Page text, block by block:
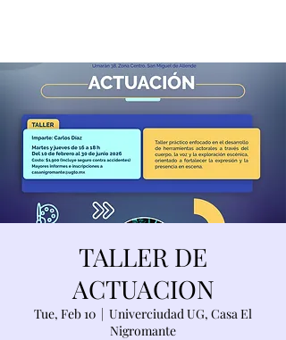
TALLER DE
ACTUACION
Tue, Feb 10
  |
Univerciudad UG, Casa El
Nigromante